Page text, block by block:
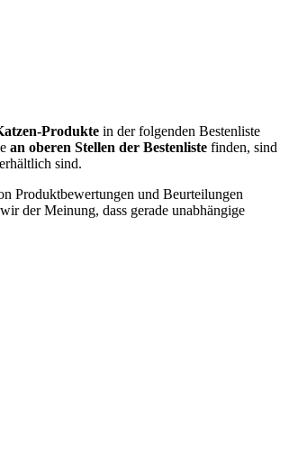
Produkte in der folgenden Bestenliste
an oberen Stellen der Bestenliste finden, sind
sind.
Produktbewertungen und Beurteilungen
der Meinung, dass gerade unabhängige